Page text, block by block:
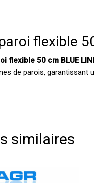
flexible
flexible 50 cm BLUE
de parois, garantissant
similaires